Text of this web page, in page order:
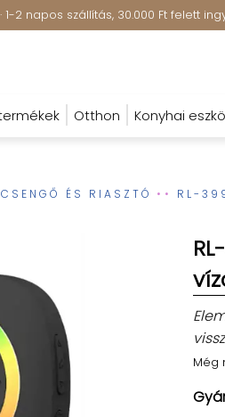
1-2 napos szállítás, 30.000 Ft felett
Otthon Konyhai
CSENGŐ ÉS RIASZTÓ RL-
Még